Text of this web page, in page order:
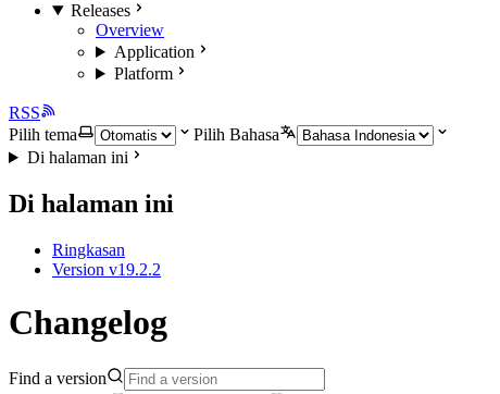
Releases
Overview
Application
Platform
RSS
Pilih tema
Pilih Bahasa
Di halaman ini
Di halaman ini
Ringkasan
Version v19.2.2
Changelog
Find a version